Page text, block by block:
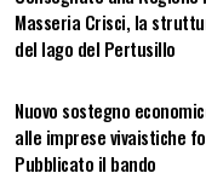
Masseria Crisci, la
del lago del Pertusillo
Nuovo sostegno
alle imprese vivaistiche
Pubblicato il bando